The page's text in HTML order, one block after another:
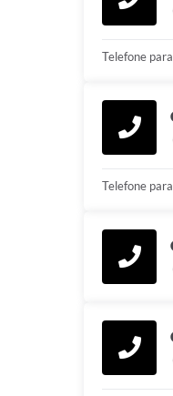
Telefone
Telefone